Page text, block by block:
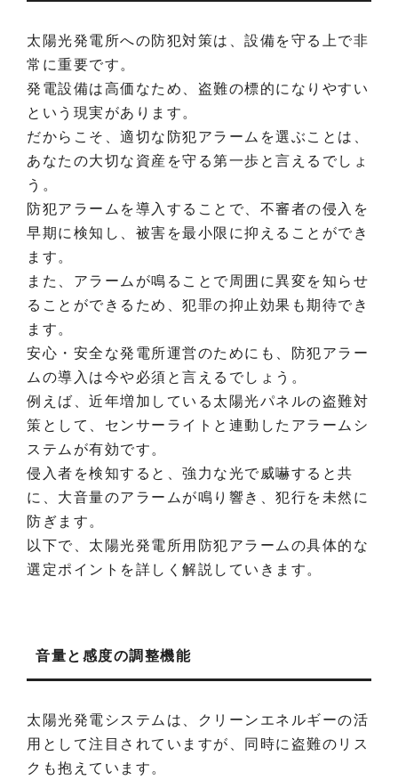
太陽光発電所への防犯対策は、設備を守る上で非
常に重要です。
発電設備は高価なため、盗難の標的になりやすい
という現実があります。
だからこそ、適切な防犯アラームを選ぶことは、
あなたの大切な資産を守る第一歩と言えるでしょ
う。
防犯アラームを導入することで、不審者の侵入を
早期に検知し、被害を最小限に抑えることができ
ます。
また、アラームが鳴ることで周囲に異変を知らせ
ることができるため、犯罪の抑止効果も期待でき
ます。
安心・安全な発電所運営のためにも、防犯アラー
ムの導入は今や必須と言えるでしょう。
例えば、近年増加している太陽光パネルの盗難対
策として、センサーライトと連動したアラームシ
ステムが有効です。
侵入者を検知すると、強力な光で威嚇すると共
に、大音量のアラームが鳴り響き、犯行を未然に
防ぎます。
以下で、太陽光発電所用防犯アラームの具体的な
選定ポイントを詳しく解説していきます。
音量と感度の調整機能
太陽光発電システムは、クリーンエネルギーの活
用として注目されていますが、同時に盗難のリス
クも抱えています。